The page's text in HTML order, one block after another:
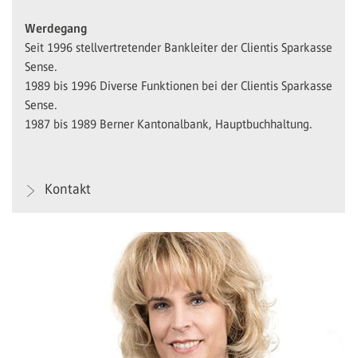
Werdegang
Seit 1996 stellvertretender Bankleiter der Clientis Sparkasse
Sense.
1989 bis 1996 Diverse Funktionen bei der Clientis Sparkasse
Sense.
1987 bis 1989 Berner Kantonalbank, Hauptbuchhaltung.
Kontakt